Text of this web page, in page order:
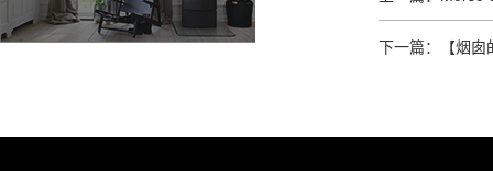
下一篇：【烟囱